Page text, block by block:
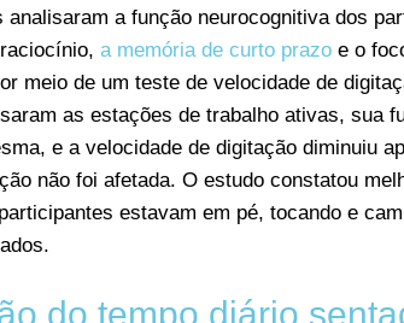
analisaram a função neurocognitiva dos
a memória de curto prazo e o
meio de um teste de velocidade de
as estações de trabalho ativas, sua
e a velocidade de digitação diminuiu
não foi afetada. O estudo constatou
estavam em pé, tocando e
do tempo diário